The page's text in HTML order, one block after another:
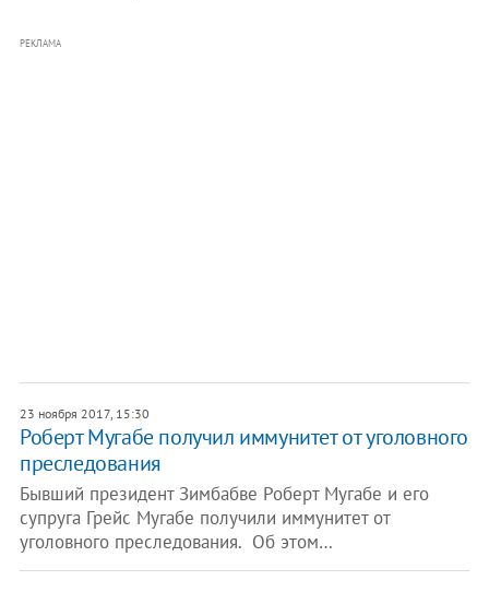
РЕКЛАМА
23 ноября 2017, 15:30
Роберт Мугабе получил иммунитет от уголовного
преследования
Бывший президент Зимбабве Роберт Мугабе и его
супруга Грейс Мугабе получили иммунитет от
уголовного преследования. Об этом…